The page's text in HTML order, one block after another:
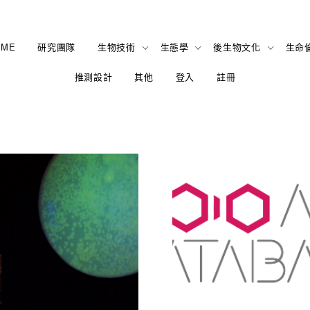
研究團隊 生物技術 生態學 後生物文化 生命
推測設計 其他 登入 註冊